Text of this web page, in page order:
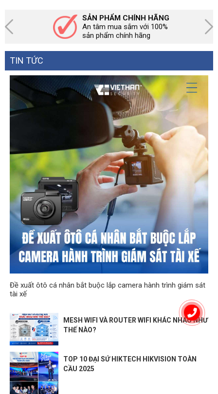
SẢN PHẨM CHÍNH HÃNG
An tâm mua sắm với 100%
sản phẩm chính hãng
TIN TỨC
Đề xuất ôtô cá nhân bắt buộc lắp camera hành trình giám sát
tài xế
MESH WIFI VÀ ROUTER WIFI KHÁC NHAU NHƯ
THẾ NÀO?
TOP 10 ĐẠI SỨ HIKTECH HIKVISION TOÀN
CẦU 2025